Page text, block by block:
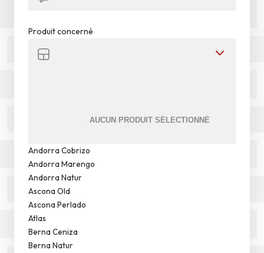
Produit concerné
Andorra Cobrizo
Andorra Marengo
Andorra Natur
Ascona Old
Ascona Perlado
Atlas
Berna Ceniza
Berna Natur